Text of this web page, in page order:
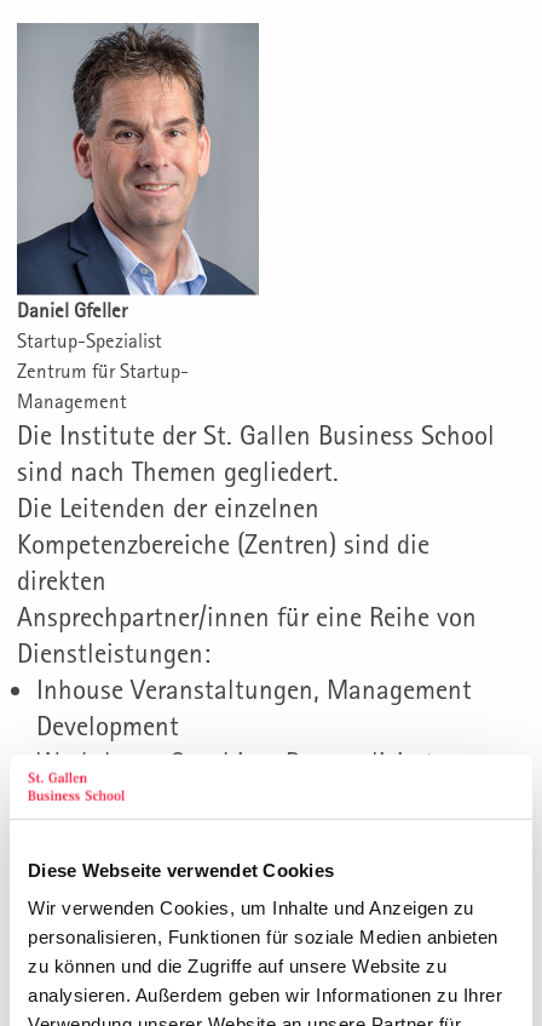
Diese Webseite verwendet Cookies
Wir verwenden Cookies, um Inhalte und Anzeigen zu
personalisieren, Funktionen für soziale Medien anbieten
zu können und die Zugriffe auf unsere Website zu
analysieren. Außerdem geben wir Informationen zu Ihrer
Daniel Gfeller
Startup-Spezialist
Zentrum für Startup-
Management
Die Institute der St. Gallen Business School
sind nach Themen gegliedert.
Die Leitenden der einzelnen
Kompetenzbereiche (Zentren) sind die
direkten
Ansprechpartner/innen für eine Reihe von
Dienstleistungen:
Inhouse Veranstaltungen, Management
Development
Workshops, Coaching, Personalisiertes
Wissen
Inhouse